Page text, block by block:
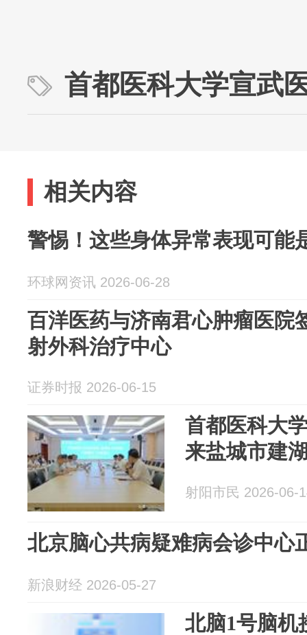
首都医科大学宣武
相关内容
警惕！这些身体异常表现可能
环球网资讯 2026-06-28
百洋医药与济南君心肿瘤医院
射外科治疗中心
证券时报 2026-06-15
首都医科大
来盐城市建
射阳市民 2026-06-
北京脑心共病疑难病会诊中心
新浪财经 2026-05-27
北脑1号脑机